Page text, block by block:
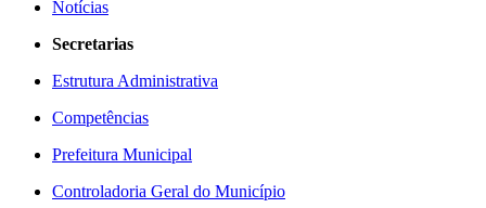
Notícias
Secretarias
Estrutura Administrativa
Competências
Prefeitura Municipal
Controladoria Geral do Município